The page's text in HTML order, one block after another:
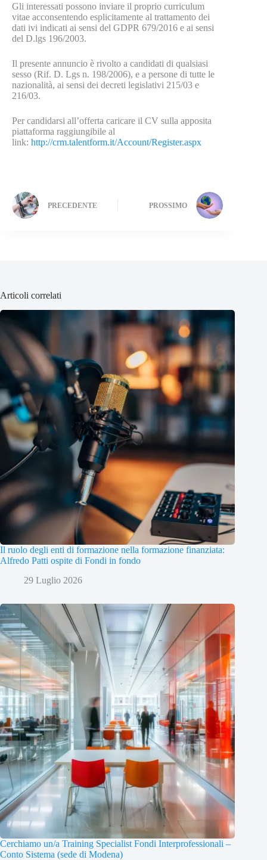
Gli interessati possono inviare il proprio curriculum
vitae acconsentendo esplicitamente al trattamento dei
dati ivi indicati ai sensi del GDPR 679/2016 e ai sensi
del D.lgs 196/2003.
Il presente annuncio è rivolto a candidati di qualsiasi
sesso (Rif. D. Lgs n. 198/2006), e a persone di tutte le
nazionalità, ai sensi dei decreti legislativi 215/03 e
216/03.
Per candidarsi all’offerta caricare il CV sulla apposita
piattaforma raggiungibile al
link: http://crm.talentform.it/Account/Register.aspx
PRECEDENTE PROSSIMO
Articoli correlati
Il ruolo degli enti di formazione nella formazione finanziata:
Alfredo Patti ospite di Fondi in fondo
29 Luglio 2026
Cerchiamo un/a Training Specialist Fondi Interprofessionali –
Conto Sistema (sede di Modena)